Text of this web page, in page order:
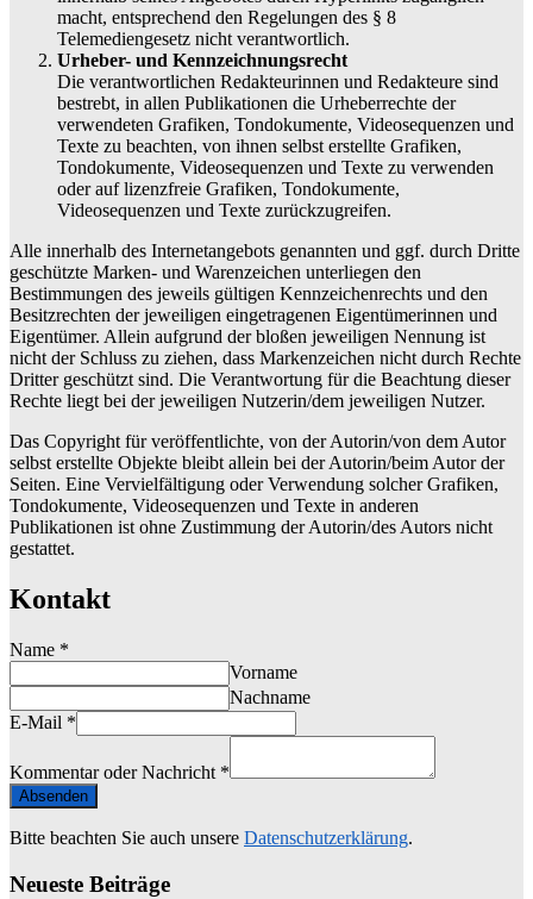
macht, entsprechend den Regelungen des § 8
Telemediengesetz nicht verantwortlich.
Urheber- und Kennzeichnungsrecht
Die verantwortlichen Redakteurinnen und Redakteure sind
bestrebt, in allen Publikationen die Urheberrechte der
verwendeten Grafiken, Tondokumente, Videosequenzen und
Texte zu beachten, von ihnen selbst erstellte Grafiken,
Tondokumente, Videosequenzen und Texte zu verwenden
oder auf lizenzfreie Grafiken, Tondokumente,
Videosequenzen und Texte zurückzugreifen.
Alle innerhalb des Internetangebots genannten und ggf. durch Dritte
geschützte Marken- und Warenzeichen unterliegen den
Bestimmungen des jeweils gültigen Kennzeichenrechts und den
Besitzrechten der jeweiligen eingetragenen Eigentümerinnen und
Eigentümer. Allein aufgrund der bloßen jeweiligen Nennung ist
nicht der Schluss zu ziehen, dass Markenzeichen nicht durch Rechte
Dritter geschützt sind. Die Verantwortung für die Beachtung dieser
Rechte liegt bei der jeweiligen Nutzerin/dem jeweiligen Nutzer.
Das Copyright für veröffentlichte, von der Autorin/von dem Autor
selbst erstellte Objekte bleibt allein bei der Autorin/beim Autor der
Seiten. Eine Vervielfältigung oder Verwendung solcher Grafiken,
Tondokumente, Videosequenzen und Texte in anderen
Publikationen ist ohne Zustimmung der Autorin/des Autors nicht
gestattet.
Kontakt
Name *
Vorname
Nachname
E-Mail *
Kommentar oder Nachricht *
Absenden
Bitte beachten Sie auch unsere Datenschutzerklärung.
Neueste Beiträge